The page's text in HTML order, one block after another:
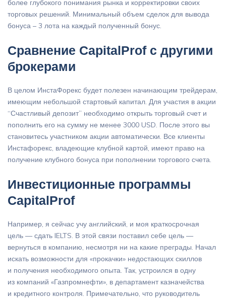
более глубокого понимания рынка и корректировки своих
торговых решений. Минимальный объем сделок для вывода
бонуса – 3 лота на каждый полученный бонус.
Сравнение CapitalProf с другими
брокерами
В целом ИнстаФорекс будет полезен начинающим трейдерам,
имеющим небольшой стартовый капитал. Для участия в акции
“Счастливый депозит” необходимо открыть торговый счет и
пополнить его на сумму не менее 3000 USD. После этого вы
становитесь участником акции автоматически. Все клиенты
Инстафорекс, владеющие клубной картой, имеют право на
получение клубного бонуса при пополнении торгового счета.
Инвестиционные программы
CapitalProf
Например, я сейчас учу английский, и моя краткосрочная
цель — сдать IELTS. В этой связи поставил себе цель —
вернуться в компанию, несмотря ни на какие преграды. Начал
искать возможности для «прокачки» недостающих скиллов
и получения необходимого опыта. Так, устроился в одну
из компаний «Газпромнефти», в департамент казначейства
и кредитного контроля. Примечательно, что руководитель